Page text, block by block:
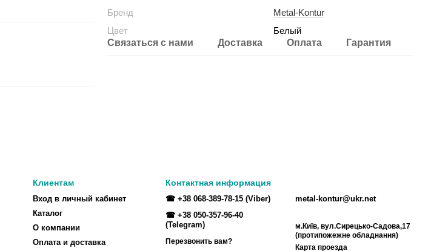
Бренд
Metal-Kontur
Цвет
Белый
Связаться с нами
Доставка Оплата Гарантия
Клиентам
Вход в личный кабинет
Каталог
О компании
Оплата и доставка
Контактная информация
☎ +38 068-389-78-15 (Viber)
☎ +38 050-357-96-40
(Telegram)
Перезвонить вам?
metal-kontur@ukr.net
м.Київ, вул.Сирецько-Садова,17
(протипожежне обладнання)
Карта проезда